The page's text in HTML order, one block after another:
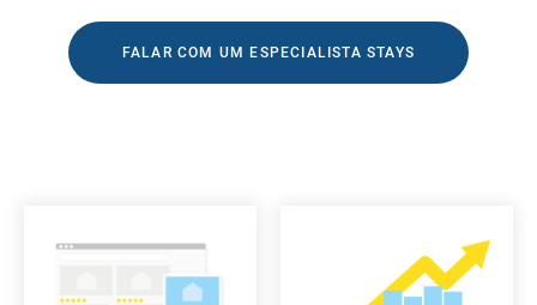
FALAR COM UM ESPECIALISTA STAYS